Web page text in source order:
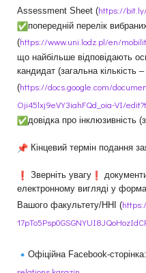
Assessment Sheet (https://
попередній перелік
(https://www.uni.lodz.pl/en/
що найбільше відповідають
кандидат (загальна
(https://docs.google.com/
Oji45lxj9eVY3iahFQd_oia-VI/
довідка про інклюзивність
Кінцевий термін подання
Зверніть увагу
електронному вигляді у
Вашого факультету/ННІ (
Офіційна Facebook-сторінка: